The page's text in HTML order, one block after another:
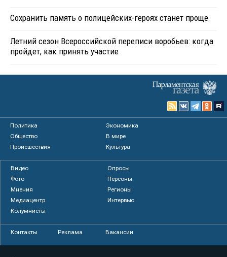
Сохранить память о полицейских-героях станет проще
Летний сезон Всероссийской переписи воробьев: когда
пройдет, как принять участие
Политика
Экономика
Общество
В мире
Происшествия
Культура
Видео
Опросы
Фото
Персоны
Мнения
Регионы
Медиацентр
Интервью
Колумнисты
Контакты Реклама Вакансии